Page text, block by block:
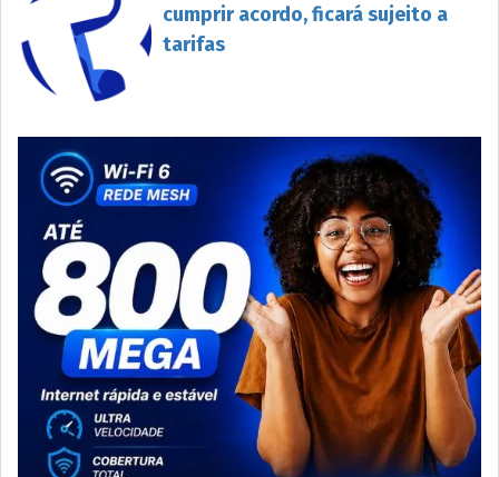
cumprir acordo, ficará sujeito a
tarifas